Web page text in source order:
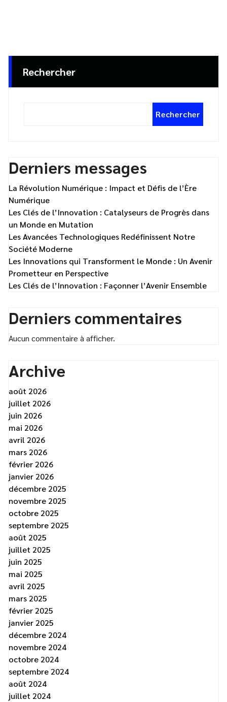
Rechercher
Rechercher
Derniers messages
La Révolution Numérique : Impact et Défis de l’Ère
Numérique
Les Clés de l’Innovation : Catalyseurs de Progrès dans
un Monde en Mutation
Les Avancées Technologiques Redéfinissent Notre
Société Moderne
Les Innovations qui Transforment le Monde : Un Avenir
Prometteur en Perspective
Les Clés de l’Innovation : Façonner l’Avenir Ensemble
Derniers commentaires
Aucun commentaire à afficher.
Archive
août 2026
juillet 2026
juin 2026
mai 2026
avril 2026
mars 2026
février 2026
janvier 2026
décembre 2025
novembre 2025
octobre 2025
septembre 2025
août 2025
juillet 2025
juin 2025
mai 2025
avril 2025
mars 2025
février 2025
janvier 2025
décembre 2024
novembre 2024
octobre 2024
septembre 2024
août 2024
juillet 2024